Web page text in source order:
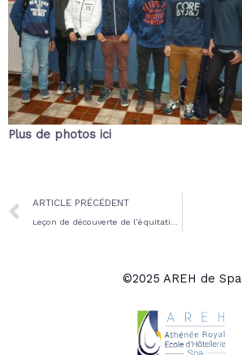
Plus de photos ici
Prev
ARTICLE PRÉCÉDENT
©2025 AREH de Spa